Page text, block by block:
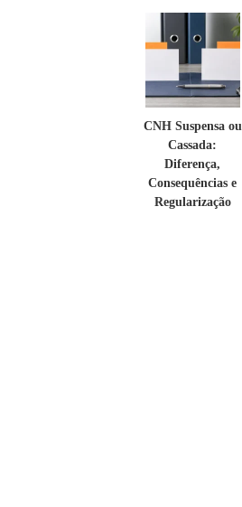
CNH Suspensa ou
Cassada:
Diferença,
Consequências e
Regularização